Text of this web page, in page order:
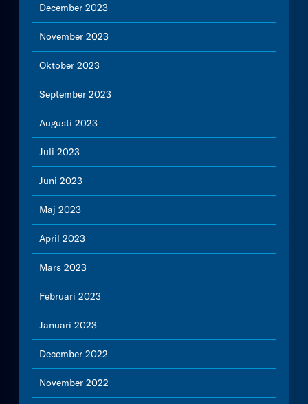
December 2023
November 2023
Oktober 2023
September 2023
Augusti 2023
Juli 2023
Juni 2023
Maj 2023
April 2023
Mars 2023
Februari 2023
Januari 2023
December 2022
November 2022